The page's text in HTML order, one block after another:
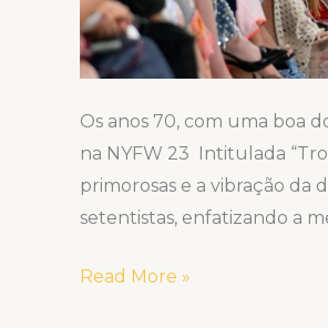
Os anos 70, com uma boa
na NYFW 23 Intitulada
primorosas e a vibração da
setentistas, enfatizando a
Read More »